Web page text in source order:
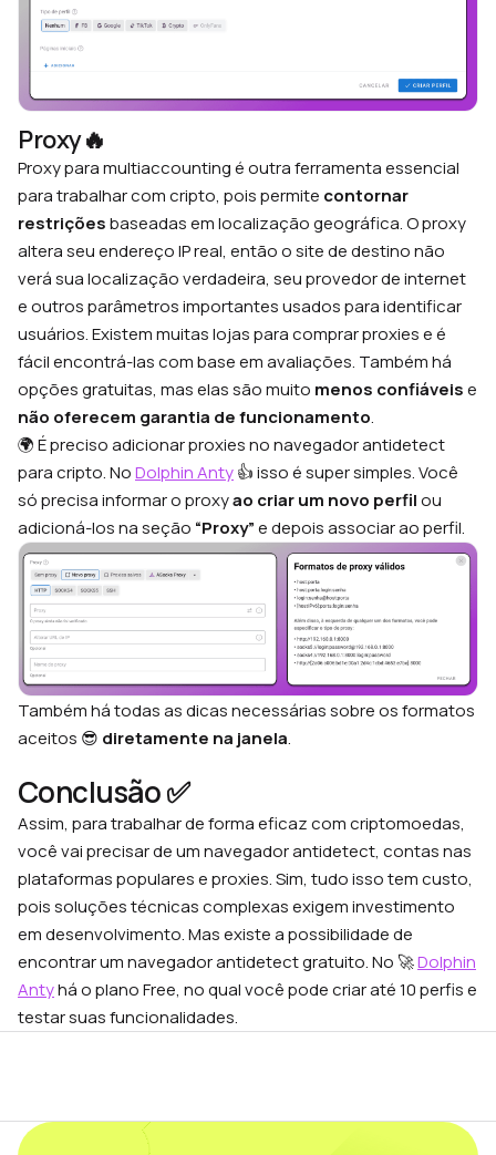
Proxy🔥
Proxy para multiaccounting é outra ferramenta essencial
para trabalhar com cripto, pois permite contornar
restriçõesbaseadas em localização geográfica. O proxy
altera seu endereço IP real, então o site de destino não
verá sua localização verdadeira, seu provedor de internet
e outros parâmetros importantes usados para identificar
usuários. Existem muitas lojas para comprar proxies e é
fácil encontrá-las com base em avaliações. Também há
opções gratuitas, mas elas são muito menos confiáveise
não oferecem garantia de funcionamento.
🌍 É preciso adicionar proxies no navegador antidetect
para cripto. NoDolphin Anty👍 isso é super simples. Você
só precisa informar o proxyao criar um novo perfilou
adicioná-los na seção “Proxy”e depois associar ao perfil.
Também há todas as dicas necessárias sobre os formatos
aceitos 😎 diretamente na janela.
Conclusão ✅
Assim, para trabalhar de forma eficaz com criptomoedas,
você vai precisar de um navegador antidetect, contas nas
plataformas populares e proxies. Sim, tudo isso tem custo,
pois soluções técnicas complexas exigem investimento
em desenvolvimento. Mas existe a possibilidade de
encontrar um navegador antidetect gratuito. No 🚀Dolphin
Antyhá o plano Free, no qual você pode criar até 10 perfis e
testar suas funcionalidades.